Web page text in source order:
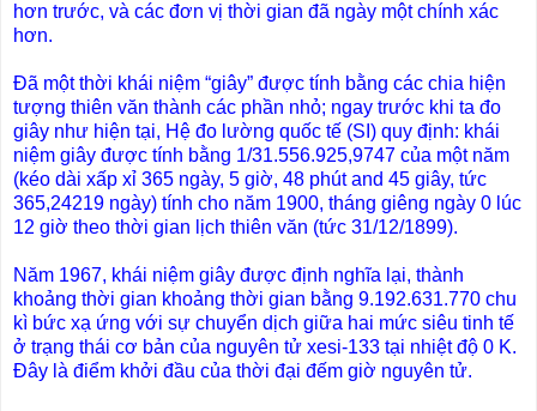
hơn trước, và các đơn vị thời gian đã ngày một chính xác
hơn.
Đã một thời khái niệm “giây” được tính bằng các chia hiện
tượng thiên văn thành các phần nhỏ; ngay trước khi ta đo
giây như hiện tại, Hệ đo lường quốc tế (SI) quy định: khái
niệm giây được tính bằng 1/31.556.925,9747 của một năm
(kéo dài xấp xỉ 365 ngày, 5 giờ, 48 phút and 45 giây, tức
365,24219 ngày) tính cho năm 1900, tháng giêng ngày 0 lúc
12 giờ theo thời gian lịch thiên văn (tức 31/12/1899).
Năm 1967, khái niệm giây được định nghĩa lại, thành
khoảng thời gian khoảng thời gian bằng 9.192.631.770 chu
kì bức xạ ứng với sự chuyển dịch giữa hai mức siêu tinh tế
ở trạng thái cơ bản của nguyên tử xesi-133 tại nhiệt độ 0 K.
Đây là điểm khởi đầu của thời đại đếm giờ nguyên tử.